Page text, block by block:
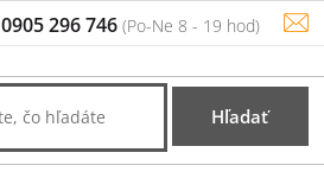
0905 296 746
Hľadať